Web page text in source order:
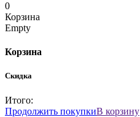
0
Корзина
Empty
Корзина
Скидка
Итого:
Продолжить покупкиВ корзину